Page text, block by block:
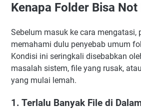
Kenapa Folder Bisa
Sebelum masuk ke cara mengatasi,
memahami dulu penyebab umum
Kondisi ini seringkali disebabkan
masalah sistem, file yang rusak,
yang mulai lemah.
1. Terlalu Banyak File di